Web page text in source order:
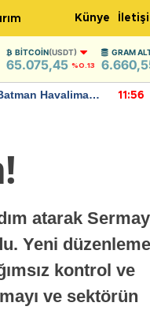
Künye
BITCOIN(USDT)
65.075,45 %0.13
GRAM
Havalimanı
11:56
atarak
Yeni
kontrol ve
ve sektörün